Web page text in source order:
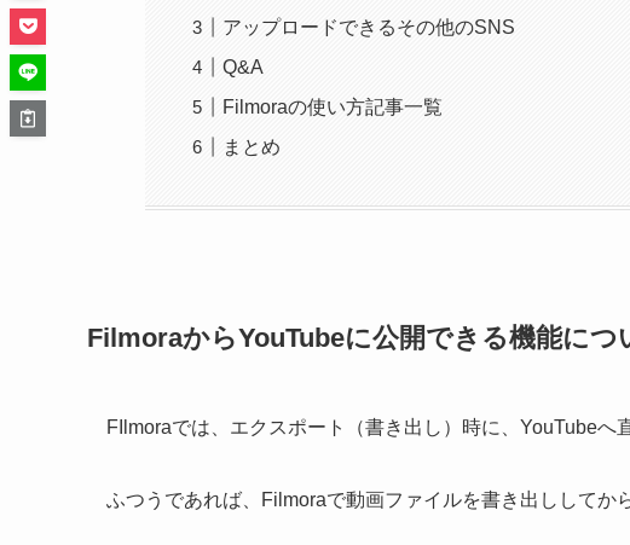
アップロードできるその他のSNS
Q&A
Filmoraの使い方記事一覧
まとめ
FilmoraからYouTubeに公開できる機能につ
FIlmoraでは、エクスポート（書き出し）時に、YouTubeへ
ふつうであれば、Filmoraで動画ファイルを書き出ししてか